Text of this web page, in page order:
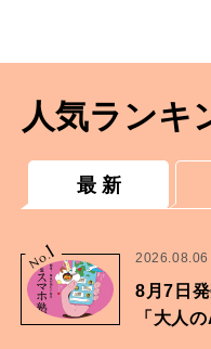
人気ランキ
最 新
No.
1 2026.08.06
8月7日
「大人